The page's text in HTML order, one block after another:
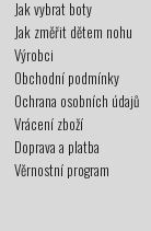
Jak vybrat boty
Jak změřit dětem nohu
Výrobci
Obchodní podmínky
Ochrana osobních údajů
Vrácení zboží
Doprava a platba
Věrnostní program